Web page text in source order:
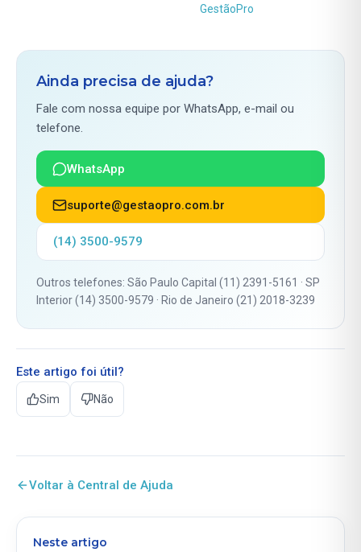
GestãoPro
Ainda precisa de ajuda?
Fale com nossa equipe por WhatsApp, e-mail ou
telefone.
WhatsApp
suporte@gestaopro.com.br
(14) 3500-9579
Outros telefones: São Paulo Capital (11) 2391-5161 · SP
Interior (14) 3500-9579 · Rio de Janeiro (21) 2018-3239
Este artigo foi útil?
Sim Não
Voltar à Central de Ajuda
Neste artigo